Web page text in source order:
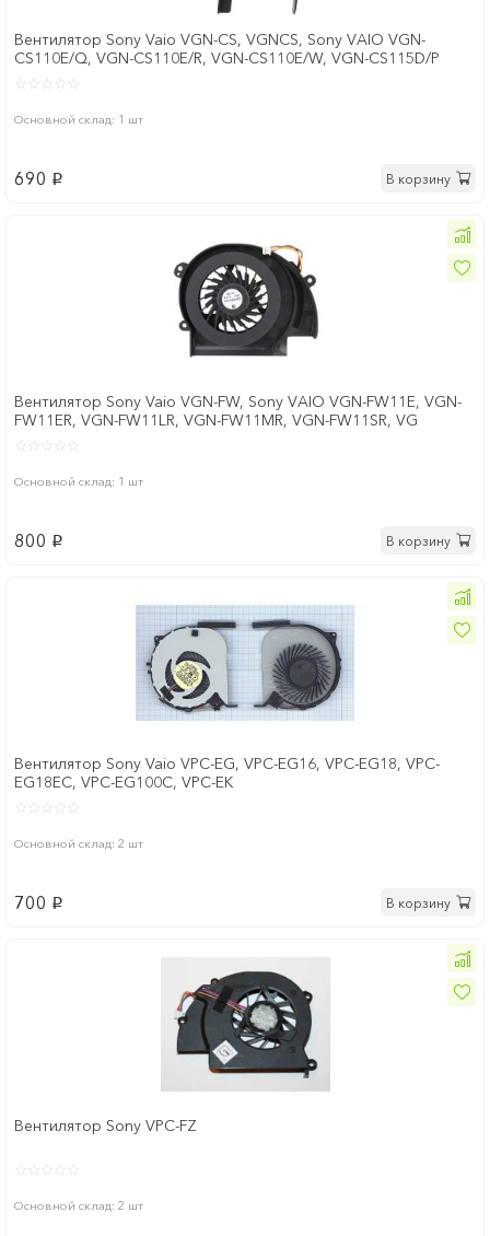
Вентилятор Sony Vaio VGN-CS, VGNCS, Sony VAIO VGN-
CS110E/Q, VGN-CS110E/R, VGN-CS110E/W, VGN-CS115D/P
Основной склад: 1 шт
690 p В корзину
Вентилятор Sony Vaio VGN-FW, Sony VAIO VGN-FW11E, VGN-
FW11ER, VGN-FW11LR, VGN-FW11MR, VGN-FW11SR, VG
Основной склад: 1 шт
800 p В корзину
Вентилятор Sony Vaio VPC-EG, VPC-EG16, VPC-EG18, VPC-
EG18EC, VPC-EG100C, VPC-EK
Основной склад: 2 шт
700 p В корзину
Вентилятор Sony VPC-FZ
Основной склад: 2 шт